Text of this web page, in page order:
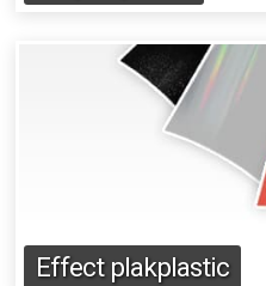
Effect plakplastic